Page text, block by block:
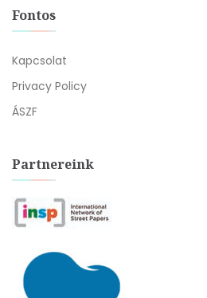
Fontos
Kapcsolat
Privacy Policy
ÁSZF
Partnereink